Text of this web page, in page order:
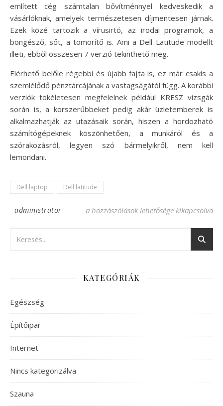
említett cég számtalan bővítménnyel kedveskedik a
vásárlóknak, amelyek természetesen díjmentesen járnak.
Ezek közé tartozik a vírusirtó, az irodai programok, a
böngésző, sőt, a tömörítő is. Ami a Dell Latitude modellt
illeti, ebből összesen 7 verzió tekinthető meg.
Elérhető belőle régebbi és újabb fajta is, ez már csakis a
szemlélődő pénztárcájának a vastagságától függ. A korábbi
verziók tökéletesen megfelelnek például KRESZ vizsgák
során is, a korszerűbbeket pedig akár üzletemberek is
alkalmazhatják az utazásaik során, hiszen a hordozható
számítógépeknek köszönhetően, a munkáról és a
szórakozásról, legyen szó bármelyikről, nem kell
lemondani.
Dell laptop Dell latitude
- administrator Ismerkedjen meg a Dell Latitude
a hozzászólások lehetősége kikapcsolva
KATEGÓRIÁK
Egészség
Építőipar
Internet
Nincs kategorizálva
Szauna